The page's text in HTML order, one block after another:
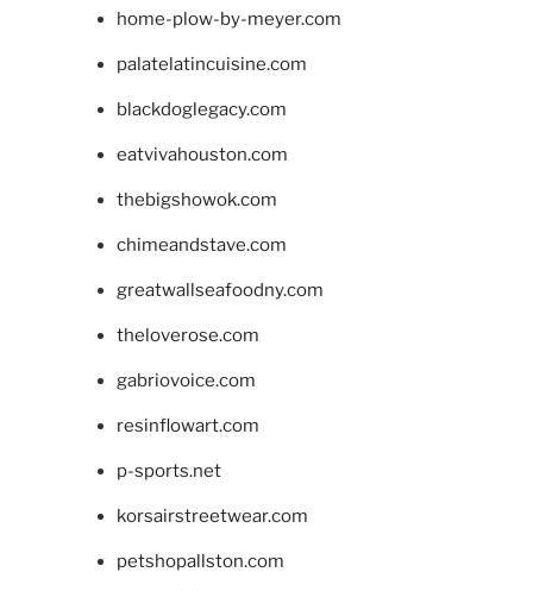
home-plow-by-meyer.com
palatelatincuisine.com
blackdoglegacy.com
eatvivahouston.com
thebigshowok.com
chimeandstave.com
greatwallseafoodny.com
theloverose.com
gabriovoice.com
resinflowart.com
p-sports.net
korsairstreetwear.com
petshopallston.com